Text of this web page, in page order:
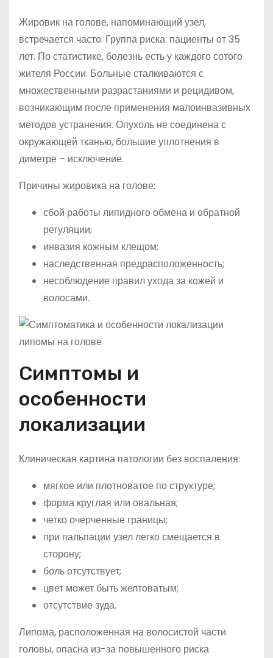
Жировик на голове, напоминающий узел,
встречается часто. Группа риска: пациенты от 35
лет. По статистике, болезнь есть у каждого сотого
жителя России. Больные сталкиваются с
множественными разрастаниями и рецидивом,
возникающим после применения малоинвазивных
методов устранения. Опухоль не соединена с
окружающей тканью, большие уплотнения в
диметре – исключение.
Причины жировика на голове:
сбой работы липидного обмена и обратной
регуляции;
инвазия кожным клещом;
наследственная предрасположенность;
несоблюдение правил ухода за кожей и
волосами.
Симптомы и
особенности
локализации
Клиническая картина патологии без воспаления:
мягкое или плотноватое по структуре;
форма круглая или овальная;
четко очерченные границы;
при пальпации узел легко смещается в
сторону;
боль отсутствует;
цвет может быть желтоватым;
отсутствие зуда.
Липома, расположенная на волосистой части
головы, опасна из-за повышенного риска